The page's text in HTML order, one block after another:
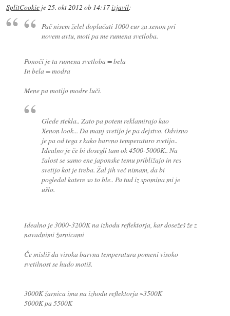
SplitCookie je25. okt 2012 ob 14:17izjavil:
Pač nisem želel doplačati 1000 eur za xenon pri
novem avtu, moti pa me rumena svetloba.
Ponoči je ta rumena svetloba = bela
In bela = modra
Mene pa motijo modre luči.
Glede stekla.. Zato pa potem reklamirajo kao
Xenon look... Da manj svetijo je pa dejstvo. Odvisno
je pa od tega s kako barvno temperaturo svetijo..
Idealno je če bi dosegli tam ok 4500-5000K.. Na
žalost se samo ene japonske temu približajo in res
svetijo kot je treba. Žal jih več nimam, da bi
pogledal katere so to ble.. Pa tud iz spomina mi je
ušlo.
Idealno je 3000-3200K na izhodu reflektorja, kar dosežeš že z
navadnimi žarnicami
Če misliš da visoka barvna temperatura pomeni visoko
svetilnost se hudo motiš.
3000K žarnica ima na izhodu reflektorja ~3500K
5000K pa 5500K